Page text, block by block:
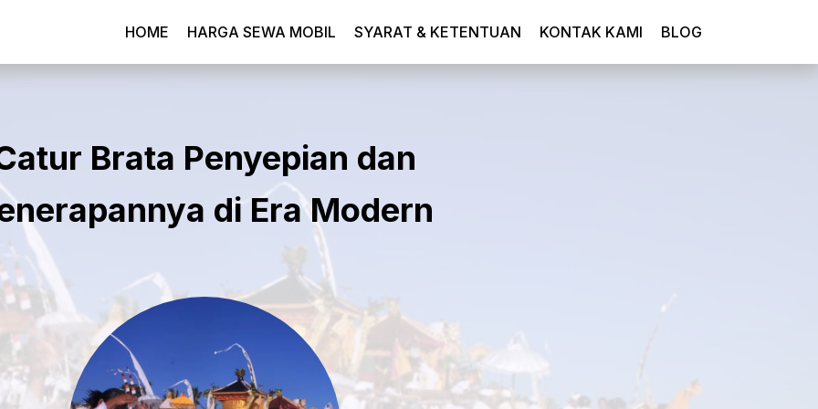
HOME HARGA SEWA MOBIL SYARAT & KETENTUAN KONTAK KAMI BLOG
Brata Penyepian dan
di Era Modern